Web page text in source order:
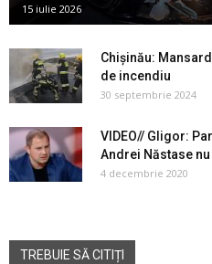
15 iulie 2026
Chișinău:
de incendiu
30 septembrie 2024
VIDEO// Gligor:
Andrei Năstase
4 decembrie 2020
TREBUIE SĂ CITIȚI